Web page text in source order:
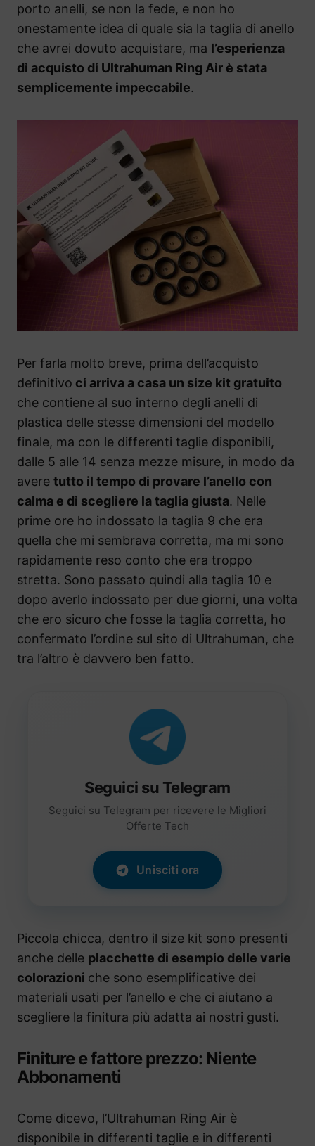
porto anelli, se non la fede, e non ho
onestamente idea di quale sia la taglia di anello
che avrei dovuto acquistare, ma l’esperienza
di acquisto di Ultrahuman Ring Air è stata
semplicemente impeccabile.
Per farla molto breve, prima dell’acquisto
definitivo ci arriva a casa un size kit gratuito
che contiene al suo interno degli anelli di
plastica delle stesse dimensioni del modello
finale, ma con le differenti taglie disponibili,
dalle 5 alle 14 senza mezze misure, in modo da
avere tutto il tempo di provare l’anello con
calma e di scegliere la taglia giusta. Nelle
prime ore ho indossato la taglia 9 che era
quella che mi sembrava corretta, ma mi sono
rapidamente reso conto che era troppo
stretta. Sono passato quindi alla taglia 10 e
dopo averlo indossato per due giorni, una volta
che ero sicuro che fosse la taglia corretta, ho
confermato l’ordine sul sito di Ultrahuman, che
tra l’altro è davvero ben fatto.
Seguici su Telegram
Seguici su Telegram per ricevere le Migliori
Offerte Tech
Unisciti ora
Piccola chicca, dentro il size kit sono presenti
anche delle placchette di esempio delle varie
colorazioni che sono esemplificative dei
materiali usati per l’anello e che ci aiutano a
scegliere la finitura più adatta ai nostri gusti.
Finiture e fattore prezzo: Niente
Abbonamenti
Come dicevo, l’Ultrahuman Ring Air è
disponibile in differenti taglie e in differenti